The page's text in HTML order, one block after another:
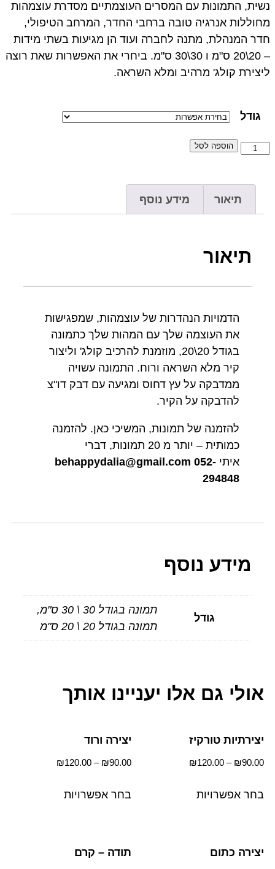
נשית, התמונות עם המסרים העוצמתיים מסדרת עוצמהות
מחוללות אנרגיה טובה ברחבי החדר, המרחב הטיפולי,
חדר המנהלת, מתנה לחברה ועוד הן מגיעות בשתי מידות
– 20\20 ס"מ ו 30\30 ס"מ. ביחרי את האפשרות שאת רוצה
ליצירת קולג' מרהיב ומלא השראה.
גודל
הוספה לסל
תיאור מידע נוסף
תיאור
הדמויות הנהדרות של עוצמהות, שמפגישות
את העוצמה שלך עם המהות שלך כתמונה
בגודל 20\20, מוזמנת להרכיב קולג' וליצור
קיר מלא השראה ורוח. התמונה עשויה
ממדבקה על עץ דחוס ומגיעה עם דבק דו"צ
להדבקה על הקיר.
להזמנה של תמונות, המשיכי כאן. להזמנה
כמותית – יותר מ 20 תמונות, דברי
איתי
behappydalia@gmail.com 052-
294848
מידע נוסף
גודל
תמונה בגודל 30 \ 30 ס"מ,
תמונה בגודל 20 \ 20 ס"מ
אולי גם אלו יעניינו אותך
יצירתיות טורקיז
₪90.00
–
₪120.00
בחר אפשרויות
יצירה ורוד
₪90.00
–
₪120.00
בחר אפשרויות
יצירה כתום תודה – קרם